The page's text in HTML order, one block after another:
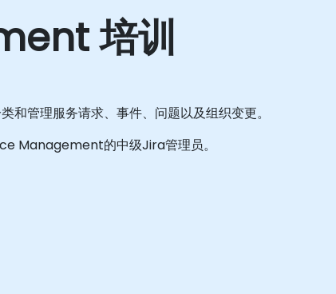
培训
管理服务请求、事件、问题以及组织变更。
Management的中级Jira管理员。